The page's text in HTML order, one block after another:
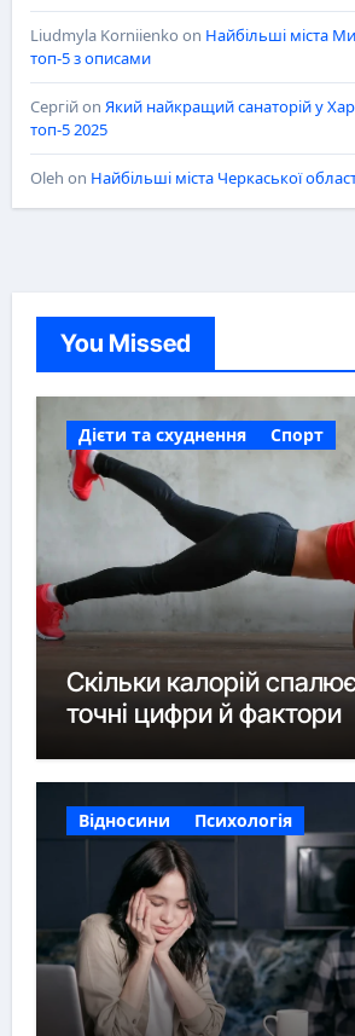
Liudmyla Korniienko on Найбільші міста
топ-5 з описами
Сергійon Який найкращий санаторій у
топ-5 2025
Oleh on Найбільші міста Черкаської
You Missed
Дієти та схуднення Спорт
Скільки калорій
точні цифри й фактори
Відносини Психологія